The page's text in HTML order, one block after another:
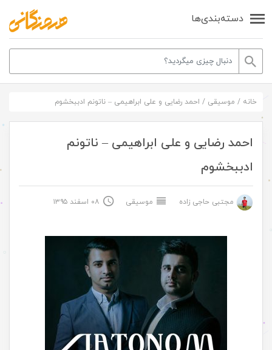
دسته‌بندی‌ها
خانه / موسیقی / احمد رضایی و علی ابراهیمی – ناتونم ادببخشوم
احمد رضایی و علی ابراهیمی – ناتونم
ادببخشوم
مجتبی حاجی زاده موسیقی ۰۸ اسفند ۱۳۹۵